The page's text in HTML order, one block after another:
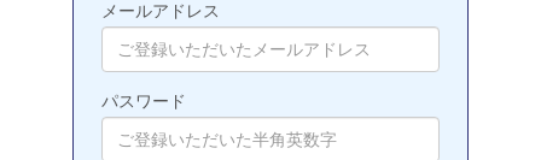
メールアドレス
パスワード